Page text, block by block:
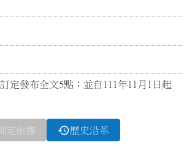
定發布全文5點；並自111年11月1日起
定依據 history歷史沿革